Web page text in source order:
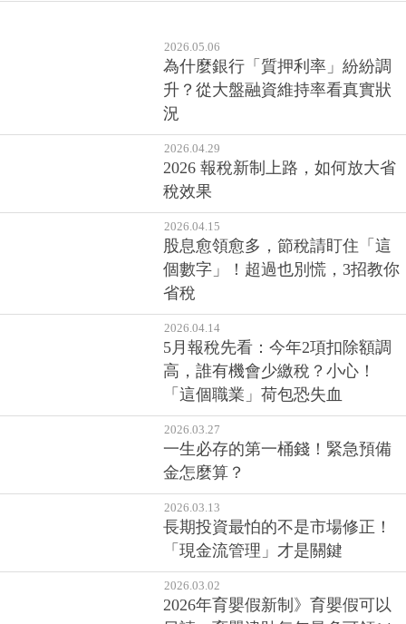
2026.05.06
為什麼銀行「質押利率」紛紛調
升？從大盤融資維持率看真實狀
況
2026.04.29
2026 報稅新制上路，如何放大省
稅效果
2026.04.15
股息愈領愈多，節稅請盯住「這
個數字」！超過也別慌，3招教你
省稅
2026.04.14
5月報稅先看：今年2項扣除額調
高，誰有機會少繳稅？小心！
「這個職業」荷包恐失血
2026.03.27
一生必存的第一桶錢！緊急預備
金怎麼算？
2026.03.13
長期投資最怕的不是市場修正！
「現金流管理」才是關鍵
2026.03.02
2026年育嬰假新制》育嬰假可以